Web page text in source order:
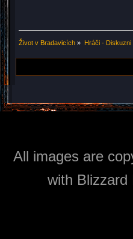
Život v Bradavicích » Hráči - Diskuzni
All images are
with Blizzard